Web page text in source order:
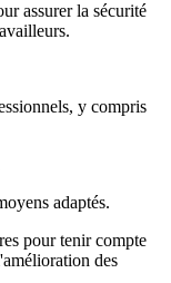
assurer la sécurité
y compris
adaptés.
pour tenir compte
des